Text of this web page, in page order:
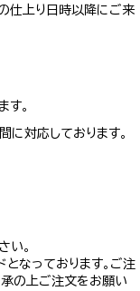
仕上り日時以降にご来
。
対応しております。
い。
なっております。ご注
承の上ご注文をお願い